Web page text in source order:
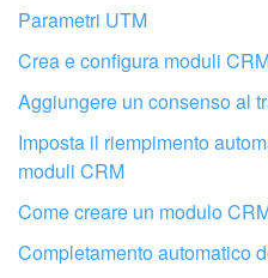
Non mi soddisfa come
Parametri UTM
Crea e configura moduli
Aggiungere un consenso al
Imposta il riempimento
moduli CRM
Come creare un modulo
Completamento automatico